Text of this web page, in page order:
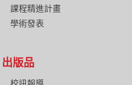
課程精進計畫
學術發表
出版品
校訊報導